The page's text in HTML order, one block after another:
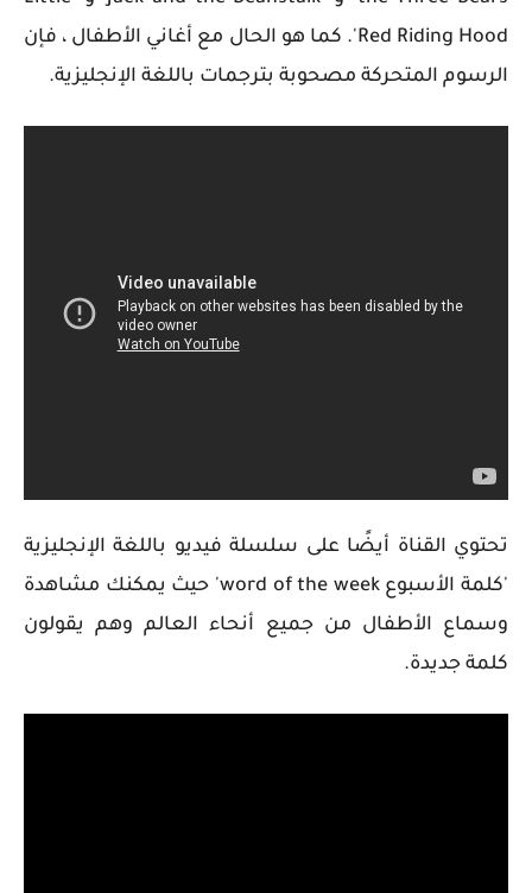
Red Riding Hood'. كما هو الحال مع أغاني الأطفال ، فإن
الرسوم المتحركة مصحوبة بترجمات باللغة الإنجليزية.
تحتوي القناة أيضًا على سلسلة فيديو باللغة الإنجليزية
'كلمة الأسبوعword of the week' حيث يمكنك مشاهدة
وسماع الأطفال من جميع أنحاء العالم وهم يقولون
كلمة جديدة.